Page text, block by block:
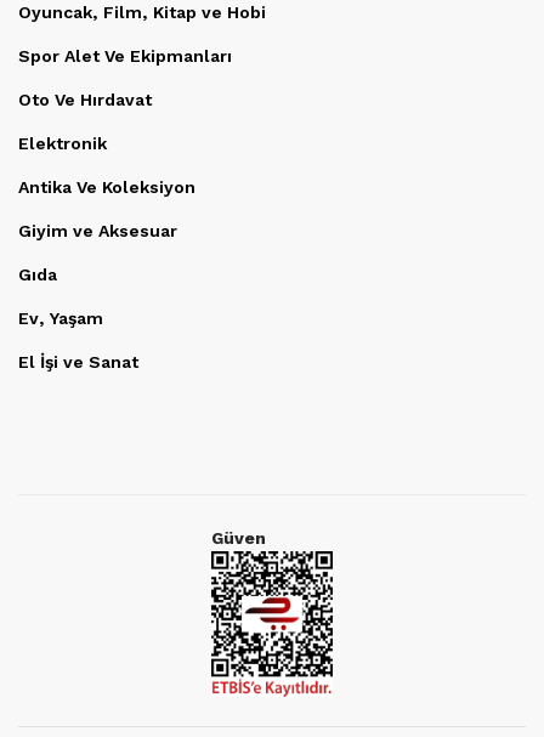
Oyuncak, Film, Kitap ve Hobi
Spor Alet Ve Ekipmanları
Oto Ve Hırdavat
Elektronik
Antika Ve Koleksiyon
Giyim ve Aksesuar
Gıda
Ev, Yaşam
El İşi ve Sanat
Güven